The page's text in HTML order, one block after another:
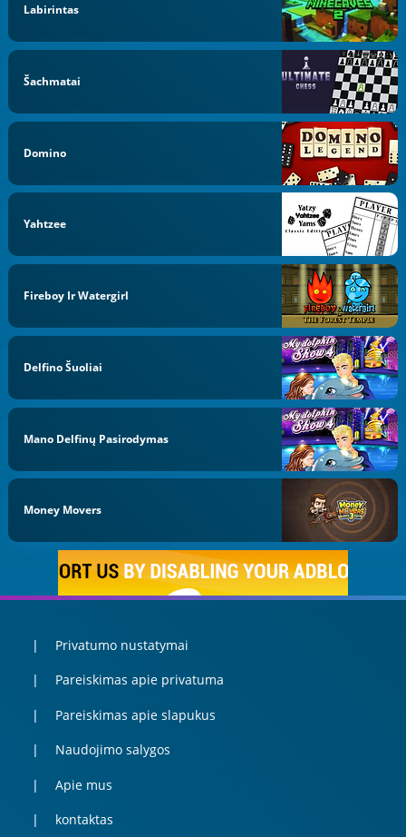
Labirintas
Šachmatai
Domino
Yahtzee
Fireboy Ir Watergirl
Delfino Šuoliai
Mano Delfinų Pasirodymas
Money Movers
Privatumo nustatymai
Pareiskimas apie privatuma
Pareiskimas apie slapukus
Naudojimo salygos
Apie mus
kontaktas